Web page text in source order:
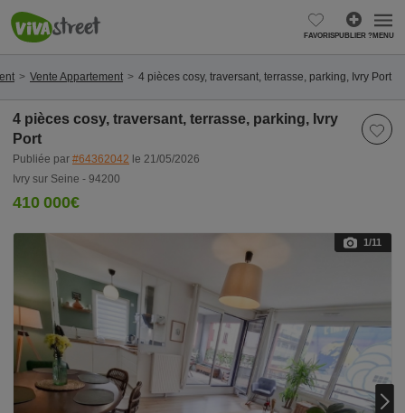
FAVORISPUBLIER ?MENU
Vente Appartement 4 pièces cosy, traversant, terrasse, parking, Ivry Port
4 pièces cosy, traversant, terrasse, parking, Ivry
Port
Publiée par #64362042 le 21/05/2026
Ivry sur Seine - 94200
410 000€
1/11